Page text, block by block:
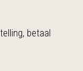
betaal